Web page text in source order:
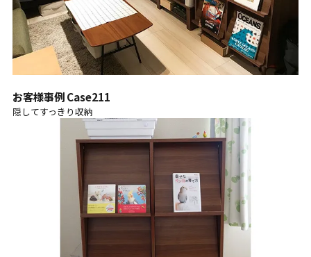
お客様事例 Case211
隠してすっきり収納